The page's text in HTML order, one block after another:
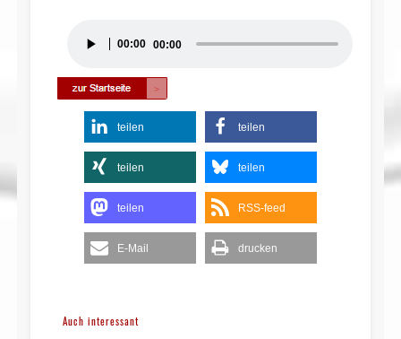
Player
00:00 00:00
teilen teilen
teilen teilen
teilen RSS-feed
E-Mail drucken
Auch interessant